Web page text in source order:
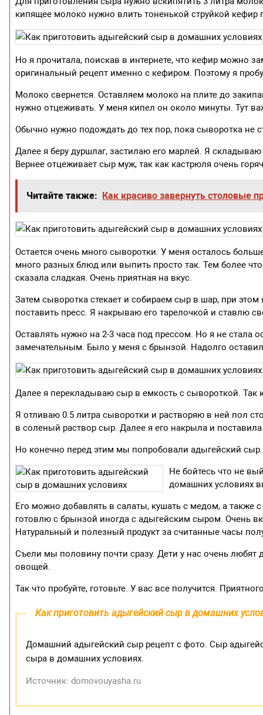
кипящее молоко нужно влить тоненькой струйкой
Но я прочитала, поискав в интернете, что кефир можно
оригинальный рецепт именно с кефиром. Поэтому я
Молоко свернется. Оставляем молоко на плите до
нужно отцеживать. У меня кипел он около минуты. Тут
Обычно нужно подождать до тех пор, пока сыворотка не
Далее я беру дуршлаг, застилаю его марлей. Я
Вернее отцеживает сыр муж, так как кастрюля очень
Читайте также: Как красиво завернуть столовые
Остается очень много сыворотки. У меня осталось
много разных блюд или выпить просто так. Тем более
сказала сладкая. Очень приятная на вкус.
Затем сыворотка стекает и собираем сыр в шар, при
поставить пресс. Я накрываю его тарелочкой и ставлю
Оставлять нужно на 2-3 часа под прессом. Но я не стала
замечательным. Было у меня с брынзой. Надолго
Далее я перекладываю сыр в емкость с сывороткой. Так
Я отливаю 0.5 литра сыворотки и растворяю в ней пол
в соленый раствор сыр. Далее я его накрыла и
Но конечно перед этим мы попробовали адыгейский
Не бойтесь что не
домашних условиях
Его можно добавлять в салаты, кушать с медом, а также
готовлю с брынзой иногда с адыгейским сыром. Очень
Натуральный и полезный продукт за считанные часы
Съели мы половину почти сразу. Дети у нас очень любят
овощей.
Так что пробуйте, готовьте. У вас все получится.
Как приготовить адыгейский сыр в домашних
Домашний адыгейский сыр рецепт с фото. Сыр
сыра в домашних условиях.
Источник: domovouyasha.ru